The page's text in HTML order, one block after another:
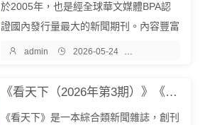
於2005年，也是經全球華文媒體BPA認
證國內發行量最大的新聞期刊。內容豐富
多元，包含時政、財經、科技、文化、娛
者展現更廣闊的世界和人生的更多可能。
 admin  2026-05-24 
《看天下（2026年第3期）》《看天下》雜誌社『中文EPUB電子書下載 - 爾書網』
《看天下》是一本綜合類新聞雜誌，創刊